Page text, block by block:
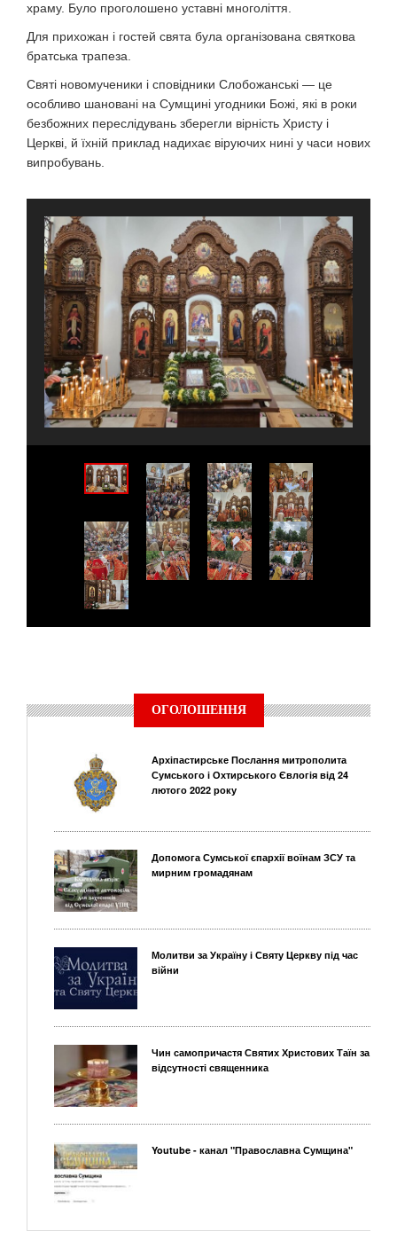
храму. Було проголошено уставні многоліття.
Для прихожан і гостей свята була організована святкова
братська трапеза.
Святі новомученики і сповідники Слобожанські — це
особливо шановані на Сумщині угодники Божі, які в роки
безбожних переслідувань зберегли вірність Христу і
Церкві, й їхній приклад надихає віруючих нині у часи нових
випробувань.
ОГОЛОШЕННЯ
Архіпастирське Послання митрополита
Сумського і Охтирського Євлогія від 24
лютого 2022 року
Допомога Сумської єпархії воїнам ЗСУ та
мирним громадянам
Молитви за Україну і Святу Церкву під час
війни
Чин самопричастя Святих Христових Таїн за
відсутності священника
Youtube - канал "Православна Сумщина"